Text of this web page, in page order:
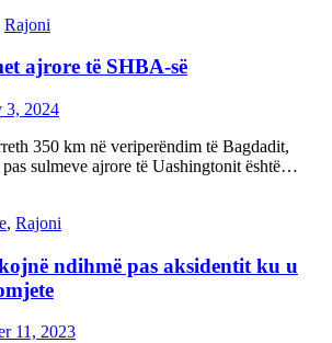
Rajoni
ajrore të SHBA-së
3, 2024
350 km në veriperëndim të Bagdadit,
sulmeve ajrore të Uashingtonit është…
, Rajoni
ndihmë pas aksidentit ku u
11, 2023